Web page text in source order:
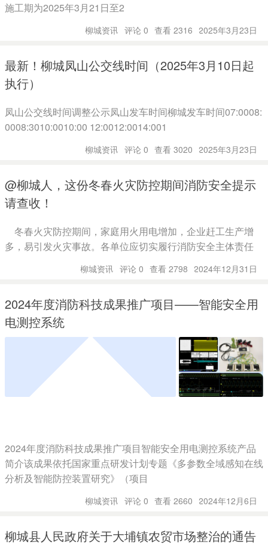
施工期为2025年3月21日至2
柳城资讯 评论 0 查看 2316 2025年3月23日
最新！柳城凤山公交线时间（2025年3月10日起
执行）
凤山公交线时间调整公示凤山发车时间柳城发车时间07:0008:
0008:3010:0010:00 12:0012:0014:001
柳城资讯 评论 0 查看 3020 2025年3月23日
@柳城人，这份冬春火灾防控期间消防安全提示
请查收！
冬春火灾防控期间，家庭用火用电增加，企业赶工生产增
多，易引发火灾事故。各单位应切实履行消防安全主体责任
柳城资讯 评论 0 查看 2798 2024年12月31日
2024年度消防科技成果推广项目——智能安全用
电测控系统
2024年度消防科技成果推广项目智能安全用电测控系统产品
简介该成果依托国家重点研发计划专题《多参数全域感知在线
分析及智能防控装置研究》（项目
柳城资讯 评论 0 查看 2660 2024年12月6日
柳城县人民政府关于大埔镇农贸市场整治的通告